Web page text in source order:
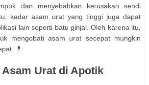
dan menyebabkan kerusakan sendi
kadar asam urat yang tinggi juga dapat
lain seperti batu ginjal. Oleh karena itu,
mengobati asam urat secepat mungkin
💊
Urat di Apotik